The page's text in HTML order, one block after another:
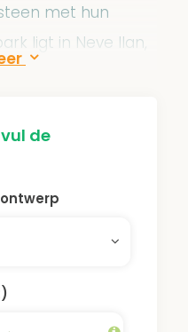
met hun
ligt in Neve Ilan,
De bomen
voor voedsel en
en dier.
door het
De bossen
de